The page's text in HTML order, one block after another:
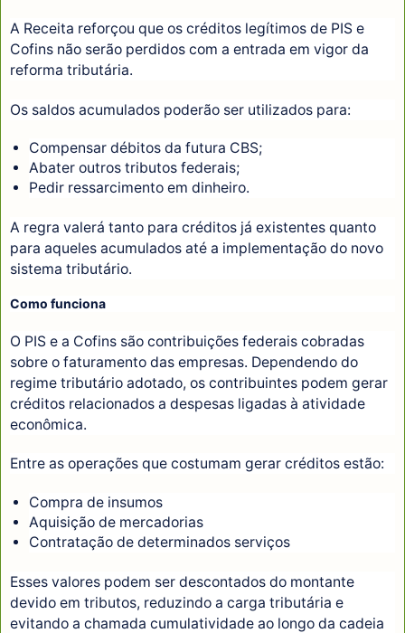
A Receita reforçou que os créditos legítimos de PIS e
Cofins não serão perdidos com a entrada em vigor da
reforma tributária.
Os saldos acumulados poderão ser utilizados para:
Compensar débitos da futura CBS;
Abater outros tributos federais;
Pedir ressarcimento em dinheiro.
A regra valerá tanto para créditos já existentes quanto
para aqueles acumulados até a implementação do novo
sistema tributário.
Como funciona
O PIS e a Cofins são contribuições federais cobradas
sobre o faturamento das empresas. Dependendo do
regime tributário adotado, os contribuintes podem gerar
créditos relacionados a despesas ligadas à atividade
econômica.
Entre as operações que costumam gerar créditos estão:
Compra de insumos
Aquisição de mercadorias
Contratação de determinados serviços
Esses valores podem ser descontados do montante
devido em tributos, reduzindo a carga tributária e
evitando a chamada cumulatividade ao longo da cadeia